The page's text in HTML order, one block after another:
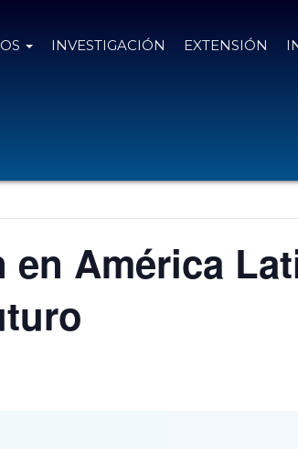
INVESTIGACIÓN EXTENSIÓN
en América